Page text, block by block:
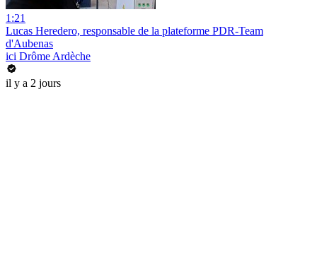
1:21
Lucas Heredero, responsable de la plateforme PDR-Team
d'Aubenas
ici Drôme Ardèche
il y a 2 jours